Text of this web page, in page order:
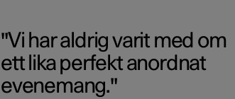
"Vi har aldrig varit med om
ett lika perfekt anordnat
evenemang."